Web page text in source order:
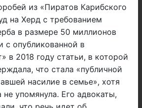
из «Пиратов Карибского
на Херд с требованием
в размере 50 миллионов
с опубликованной в
в 2018 году статьи, в которой
что стала «публичной
насилие в семье», хотя
упомянула. Его адвокаты,